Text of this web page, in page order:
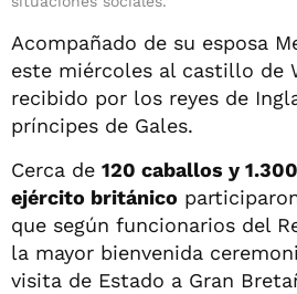
Acompañado de su esposa
este miércoles al castillo de
recibido por los reyes de
príncipes de Gales.
Cerca de 120 caballos y
ejército británico
que según funcionarios del
la mayor bienvenida
visita de Estado a Gran